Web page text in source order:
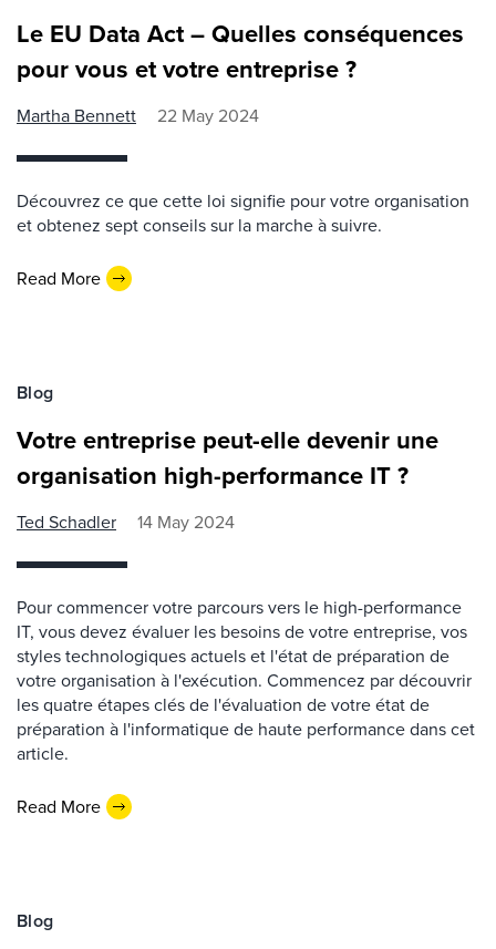
Le EU Data Act – Quelles conséquences
pour vous et votre entreprise ?
Martha Bennett 22 May 2024
Découvrez ce que cette loi signifie pour votre organisation
et obtenez sept conseils sur la marche à suivre.
Read More
Blog
Votre entreprise peut-elle devenir une
organisation high-performance IT ?
Ted Schadler 14 May 2024
Pour commencer votre parcours vers le high-performance
IT, vous devez évaluer les besoins de votre entreprise, vos
styles technologiques actuels et l'état de préparation de
votre organisation à l'exécution. Commencez par découvrir
les quatre étapes clés de l'évaluation de votre état de
préparation à l'informatique de haute performance dans cet
article.
Read More
Blog